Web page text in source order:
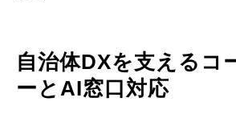
自治体DXを支えるコ
ーとAI窓口対応